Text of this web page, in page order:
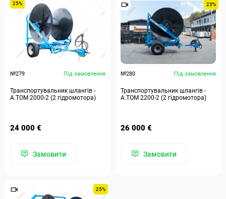
25%
№279 Під замовлення
Транспортувальник шлангів -
А.ТОМ 2000-2 (2 гідромотора)
24 000 €
Замовити
25%
№280 Під замовлення
Транспортувальник шлангів -
A.TOM 2200-2 (2 гідромотора)
26 000 €
Замовити
25%